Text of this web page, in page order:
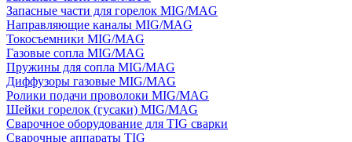
Запасные части для горелок MIG/MAG
Направляющие каналы MIG/MAG
Токосъемники MIG/MAG
Газовые сопла MIG/MAG
Пружины для сопла MIG/MAG
Диффузоры газовые MIG/MAG
Ролики подачи проволоки MIG/MAG
Шейки горелок (гусаки) MIG/MAG
Сварочное оборудование для TIG сварки
Сварочные аппараты TIG